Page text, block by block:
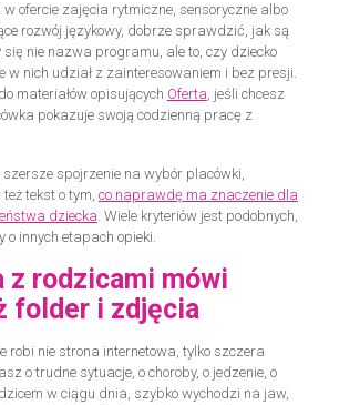
ofercie zajęcia rytmiczne, sensoryczne albo
rozwój językowy, dobrze sprawdzić, jak są
nie nazwa programu, ale to, czy dziecko
w nich udział z zainteresowaniem i bez presji.
materiałów opisujących Oferta, jeśli chcesz
pokazuje swoją codzienną pracę z
spojrzenie na wybór placówki,
tekst o tym, co naprawdę ma znaczenie dla
dziecka. Wiele kryteriów jest podobnych,
o innych etapach opieki.
z rodzicami mówi
folder i zdjęcia
robi nie strona internetowa, tylko szczera
o trudne sytuacje, o choroby, o jedzenie, o
w ciągu dnia, szybko wychodzi na jaw,